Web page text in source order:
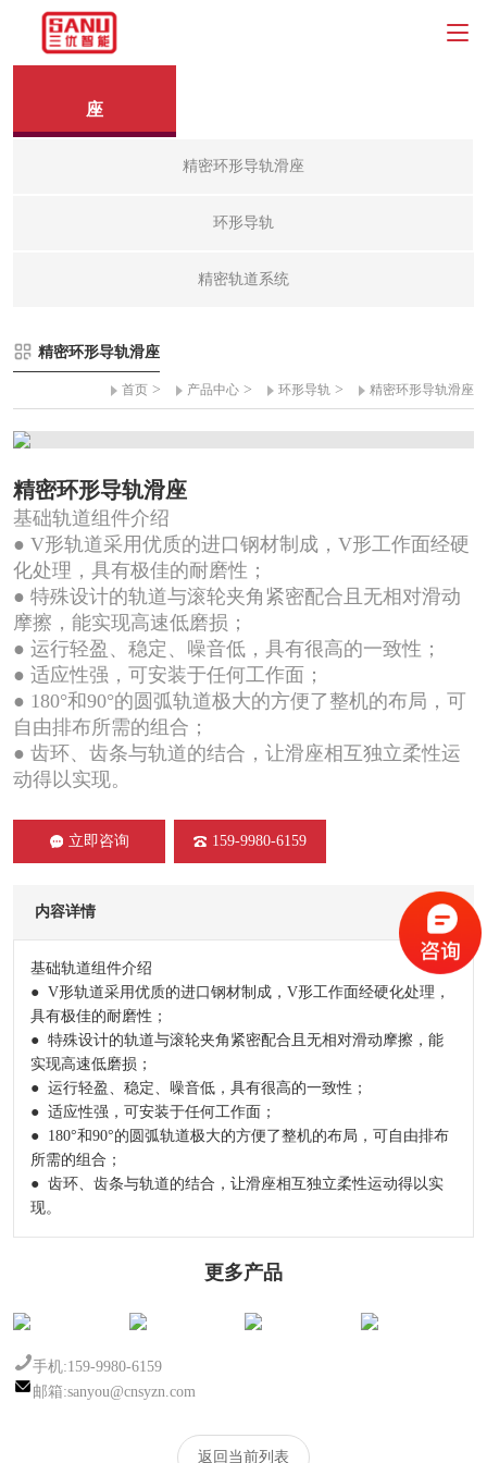
精密环形导轨滑
座
精密环形导轨滑座
环形导轨
精密轨道系统
精密环形导轨滑座
首页 > 产品中心 > 环形导轨 > 精密环形导轨滑座
精密环形导轨滑座
基础轨道组件介绍
● V形轨道采用优质的进口钢材制成，V形工作面经硬
化处理，具有极佳的耐磨性；
● 特殊设计的轨道与滚轮夹角紧密配合且无相对滑动
摩擦，能实现高速低磨损；
● 运行轻盈、稳定、噪音低，具有很高的一致性；
● 适应性强，可安装于任何工作面；
● 180°和90°的圆弧轨道极大的方便了整机的布局，可
自由排布所需的组合；
● 齿环、齿条与轨道的结合，让滑座相互独立柔性运
动得以实现。
立即咨询 159-9980-6159
内容详情
基础轨道组件介绍
● V形轨道采用优质的进口钢材制成，V形工作面经硬化处理，
具有极佳的耐磨性；
● 特殊设计的轨道与滚轮夹角紧密配合且无相对滑动摩擦，能
实现高速低磨损；
● 运行轻盈、稳定、噪音低，具有很高的一致性；
● 适应性强，可安装于任何工作面；
● 180°和90°的圆弧轨道极大的方便了整机的布局，可自由排布
所需的组合；
● 齿环、齿条与轨道的结合，让滑座相互独立柔性运动得以实
现。
更多产品
90°圆弧环形导
精密环形导轨滑
环形导轨零件
180°精密滚轮圆
手机:159-9980-6159
邮箱:sanyou@cnsyzn.com
返回当前列表